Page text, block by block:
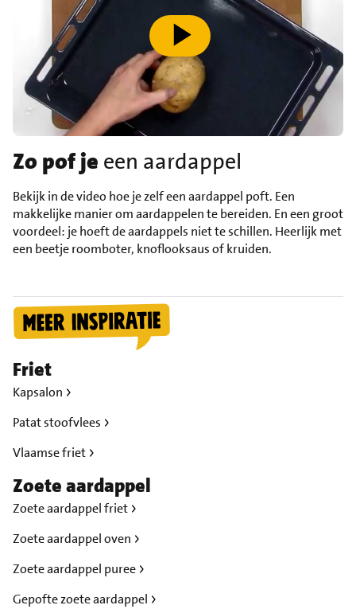
speel video af
Zo pof je een aardappel
Bekijk in de video hoe je zelf een aardappel poft. Een
makkelijke manier om aardappelen te bereiden. En een groot
voordeel: je hoeft de aardappels niet te schillen. Heerlijk met
een beetje roomboter, knoflooksaus of kruiden.
Friet
Kapsalon
Patat stoofvlees
Vlaamse friet
Zoete aardappel
Zoete aardappel friet
Zoete aardappel oven
Zoete aardappel puree
Gepofte zoete aardappel